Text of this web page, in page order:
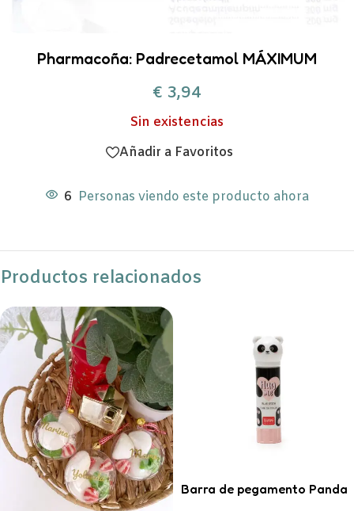
Pharmacoña: Padrecetamol MÁXIMUM
€ 3,94
Sin existencias
Añadir a Favoritos
6 Personas viendo este producto ahora
Productos relacionados
Barra de pegamento Panda